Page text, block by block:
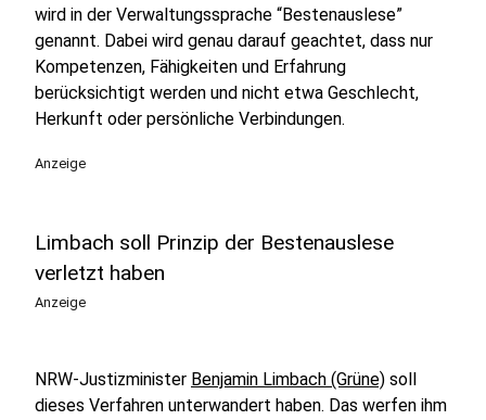
wird in der Verwaltungssprache “Bestenauslese”
genannt. Dabei wird genau darauf geachtet, dass nur
Kompetenzen, Fähigkeiten und Erfahrung
berücksichtigt werden und nicht etwa Geschlecht,
Herkunft oder persönliche Verbindungen.
Anzeige
Limbach soll Prinzip der Bestenauslese
verletzt haben
Anzeige
NRW-Justizminister Benjamin Limbach (Grüne) soll
dieses Verfahren unterwandert haben. Das werfen ihm